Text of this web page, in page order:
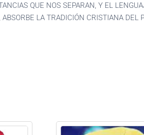
QUE NOS SEPARAN, Y EL
LA TRADICIÓN CRISTIANA DEL